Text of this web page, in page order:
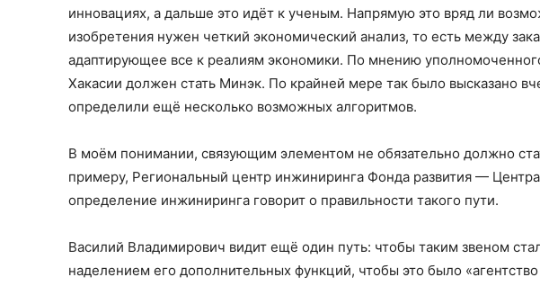
инновациях, а дальше это идёт к ученым. Напрямую это вряд ли
изобретения нужен четкий экономический анализ, то есть между
адаптирующее все к реалиям экономики. По мнению
Хакасии должен стать Минэк. По крайней мере так было высказано
определили ещё несколько возможных алгоритмов.
В моём понимании, связующим элементом не обязательно должно
примеру, Региональный центр инжиниринга Фонда развития —
определение инжиниринга говорит о правильности такого пути.
Василий Владимирович видит ещё один путь: чтобы таким звеном
наделением его дополнительных функций, чтобы это было